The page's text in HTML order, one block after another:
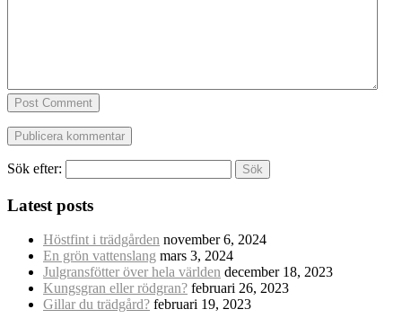
Post Comment
Sök efter:
Latest posts
Höstfint i trädgården november 6, 2024
En grön vattenslang mars 3, 2024
Julgransfötter över hela världen december 18, 2023
Kungsgran eller rödgran? februari 26, 2023
Gillar du trädgård? februari 19, 2023